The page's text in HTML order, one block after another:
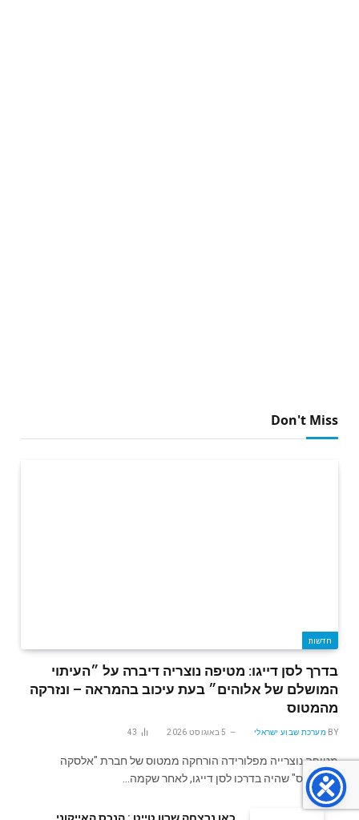
Don't Miss
חדשות
בדרך לסן דייגו: מטיפה נוצריה דיברה על ״העיתוי
המושלם של אלוהים״ בעת עיכוב בהמראה – ונזרקה
מהמטוס
BY מערכת שבוע ישראלי 5 באוגוסט 2026 43
מטיפה נוצרייה מפלורידה הורחקה ממטוס של חברת "אלסקה
איירליינס" שהיה בדרכו לסן דייגו, לאחר שקמה…